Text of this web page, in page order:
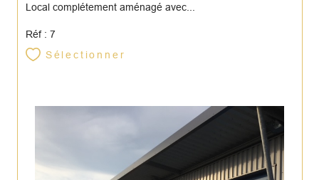
Local complétement aménagé avec...
Réf : 7
Sélectionner